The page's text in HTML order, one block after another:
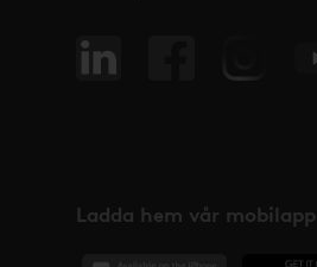
Ladda hem vår mobilapp